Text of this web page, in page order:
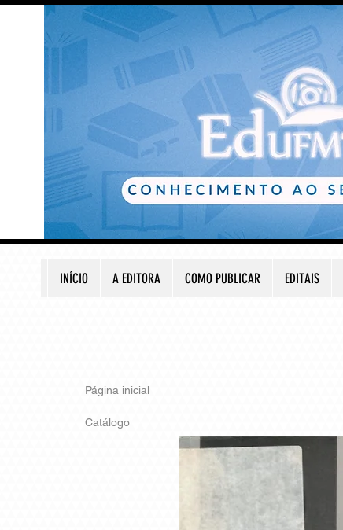
INÍCIO A EDITORA COMO PUBLICAR EDITAIS
Página inicial
Catálogo